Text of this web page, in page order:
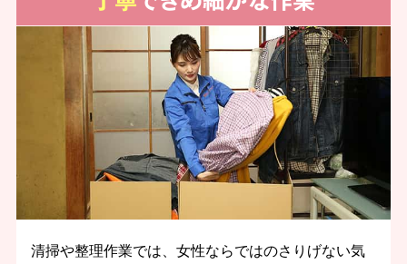
清掃や整理作業では、女性ならではのさりげない気